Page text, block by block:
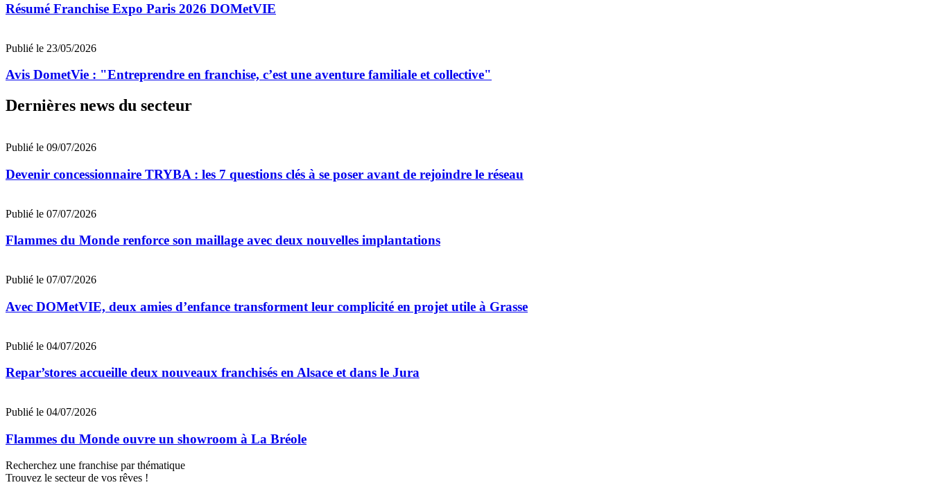
Résumé Franchise Expo Paris 2026 DOMetVIE
Publié le 23/05/2026
Avis DometVie : "Entreprendre en franchise, c’est une aventure familiale et collective"
Dernières news du secteur
Publié le 09/07/2026
Devenir concessionnaire TRYBA : les 7 questions clés à se poser avant de rejoindre le réseau
Publié le 07/07/2026
Flammes du Monde renforce son maillage avec deux nouvelles implantations
Publié le 07/07/2026
Avec DOMetVIE, deux amies d’enfance transforment leur complicité en projet utile à Grasse
Publié le 04/07/2026
Repar’stores accueille deux nouveaux franchisés en Alsace et dans le Jura
Publié le 04/07/2026
Flammes du Monde ouvre un showroom à La Bréole
Recherchez une franchise par thématique
Trouvez le secteur de vos rêves !